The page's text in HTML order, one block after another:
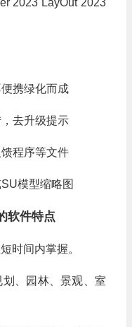
2023 LayOut 2023
携绿化而成
去升级提示
程序等文件
模型缩略图
软件特点
时间内掌握。
、园林、景观、室